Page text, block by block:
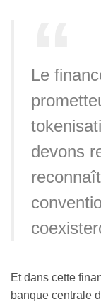
Le
devons
Et dans cette
banque centrale